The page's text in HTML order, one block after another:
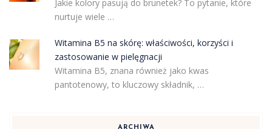
Jakie kolory pasują do brunetek? To pytanie, które
nurtuje wiele …
Witamina B5 na skórę: właściwości, korzyści i
zastosowanie w pielęgnacji
Witamina B5, znana również jako kwas
pantotenowy, to kluczowy składnik, …